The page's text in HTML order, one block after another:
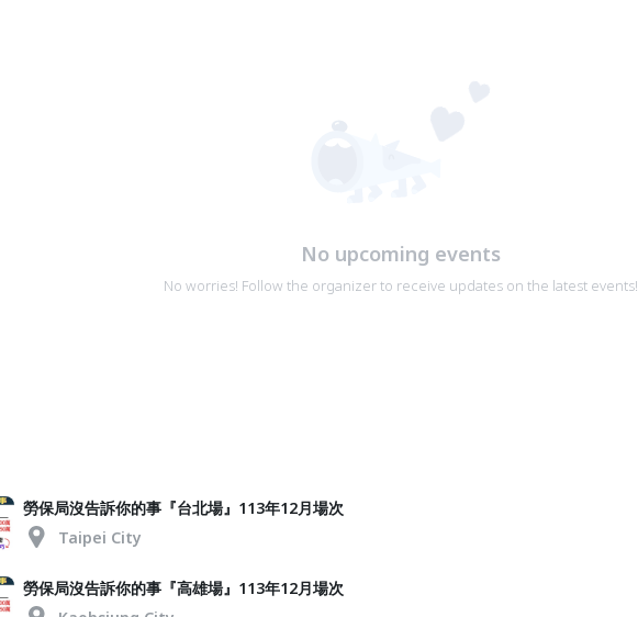
No upcoming events
No worries! Follow the organizer to receive updates on the latest events!
勞保局沒告訴你的事『台北場』113年12月場次
Taipei City
勞保局沒告訴你的事『高雄場』113年12月場次